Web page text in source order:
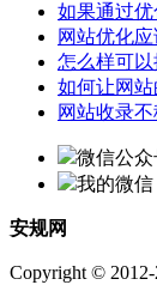
如果通过
网站优化
怎么样可
如何让网
网站收录
微信公众
我的微信
安规网
Copyright ©